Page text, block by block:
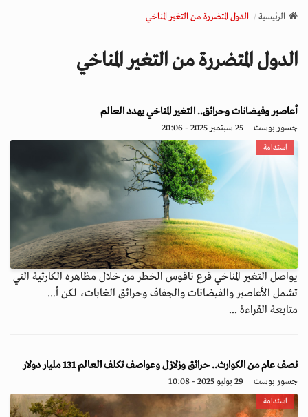
v
a
o
n
الرئيسية الدول المتضررة من التغير المناخي
الدول المتضررة من التغير المناخي
أعاصير وفيضانات وحرائق.. التغير المناخي يهدد العالم
جسور بوست 25 سبتمبر 2025 - 20:06
استدامة
يواصل التغير المناخي قرع ناقوس الخطر من خلال مظاهره الكارثية التي
تشمل الأعاصير والفيضانات والجفاف وحرائق الغابات، لكن أ...
متابعة القراءة ...
نصف عام من الكوارث.. حرائق وزلازل وعواصف تكلف العالم 131 مليار دولار
جسور بوست 29 يوليو 2025 - 10:08
استدامة